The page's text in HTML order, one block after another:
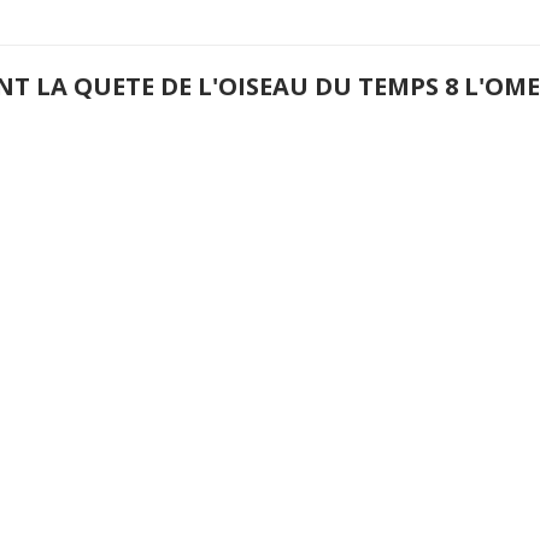
LA QUETE DE L'OISEAU DU TEMPS 8